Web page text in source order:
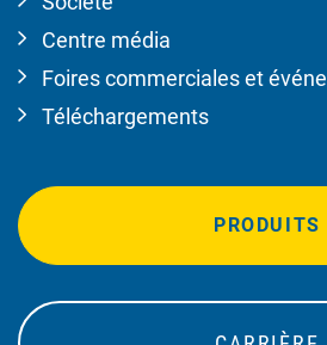
Centre média
Foires commerciales et
Téléchargements
PRODUITS